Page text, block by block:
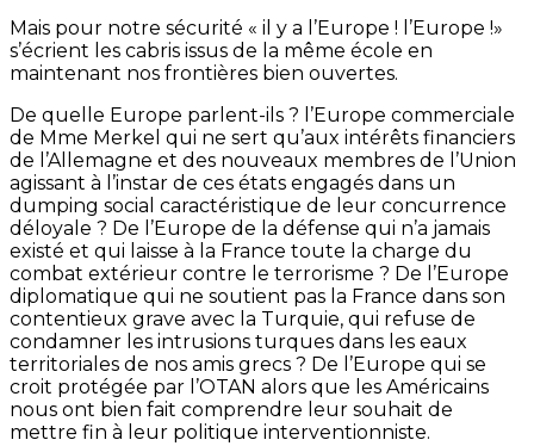
Mais pour notre sécurité « il y a l’Europe ! l’Europe !»
s’écrient les cabris issus de la même école en
maintenant nos frontières bien ouvertes.
De quelle Europe parlent-ils ? l’Europe commerciale
de Mme Merkel qui ne sert qu’aux intérêts financiers
de l’Allemagne et des nouveaux membres de l’Union
agissant à l’instar de ces états engagés dans un
dumping social caractéristique de leur concurrence
déloyale ? De l’Europe de la défense qui n’a jamais
existé et qui laisse à la France toute la charge du
combat extérieur contre le terrorisme ? De l’Europe
diplomatique qui ne soutient pas la France dans son
contentieux grave avec la Turquie, qui refuse de
condamner les intrusions turques dans les eaux
territoriales de nos amis grecs ? De l’Europe qui se
croit protégée par l’OTAN alors que les Américains
nous ont bien fait comprendre leur souhait de
mettre fin à leur politique interventionniste.